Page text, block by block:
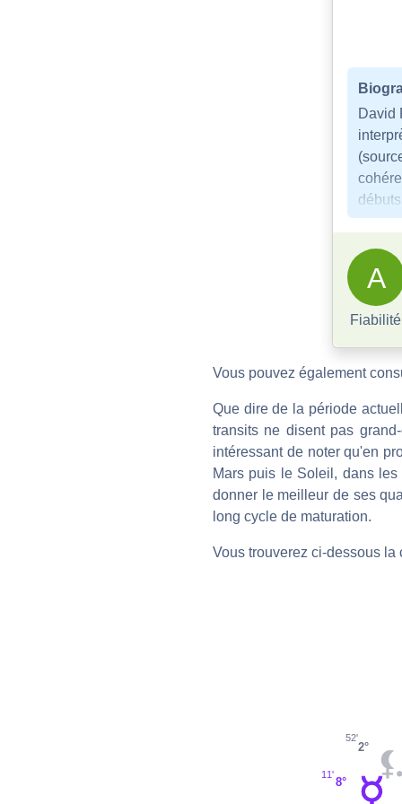
David
A
Fiabilité
Vous pouvez également
Que dire de la période
transits ne disent pas
intéressant de noter qu'en
Mars puis le Soleil, dans
donner le meilleur de ses
long cycle de maturation.
Vous trouverez ci-dessous
2°
52'
8°
11'